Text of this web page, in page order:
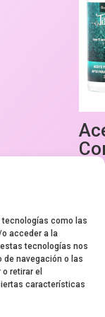
como las
acceder a la
tecnologías nos
navegación o las
retirar el
características
de 5
9,95